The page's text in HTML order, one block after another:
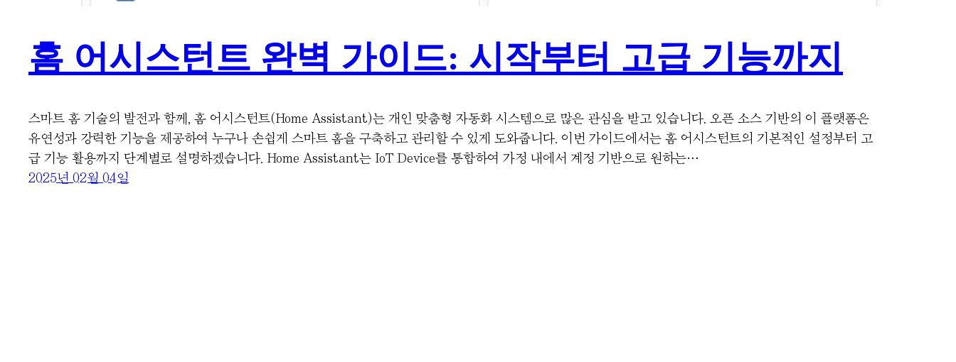
홈 어시스턴트 완벽 가이드: 시작부터 고급 기능까지
스마트 홈 기술의 발전과 함께, 홈 어시스턴트(Home Assistant)는 개인 맞춤형 자동화 시스템으로 많은 관심을 받고 있습니다. 오픈 소스 기반의 이 플랫폼은
유연성과 강력한 기능을 제공하여 누구나 손쉽게 스마트 홈을 구축하고 관리할 수 있게 도와줍니다. 이번 가이드에서는 홈 어시스턴트의 기본적인 설정부터 고
급 기능 활용까지 단계별로 설명하겠습니다. Home Assistant는 IoT Device를 통합하여 가정 내에서 계정 기반으로 원하는…
2025년 02월 04일